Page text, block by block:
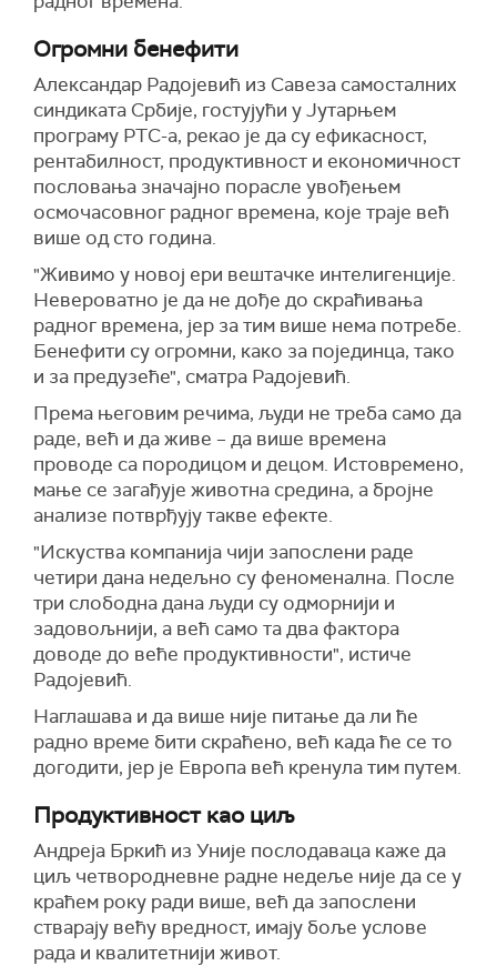
Огромни бенефити
Александар Радојевић из Савеза самосталних
синдиката Србије, гостујући у Јутарњем
програму РТС-а, рекао је да су ефикасност,
рентабилност, продуктивност и економичност
пословања значајно порасле увођењем
осмочасовног радног времена, које траје већ
више од сто година.
"Живимо у новој ери вештачке интелигенције.
Невероватно је да не дође до скраћивања
радног времена, јер за тим више нема потребе.
Бенефити су огромни, како за појединца, тако
и за предузеће", сматра Радојевић.
Према његовим речима, људи не треба само да
раде, већ и да живе – да више времена
проводе са породицом и децом. Истовремено,
мање се загађује животна средина, а бројне
анализе потврђују такве ефекте.
"Искуства компанија чији запослени раде
четири дана недељно су феноменална. После
три слободна дана људи су одморнији и
задовољнији, а већ само та два фактора
доводе до веће продуктивности", истиче
Радојевић.
Наглашава и да више није питање да ли ће
радно време бити скраћено, већ када ће се то
догодити, јер је Европа већ кренула тим путем.
Продуктивност као циљ
Андреја Бркић из Уније послодаваца каже да
циљ четвородневне радне недеље није да се у
краћем року ради више, већ да запослени
стварају већу вредност, имају боље услове
рада и квалитетнији живот.